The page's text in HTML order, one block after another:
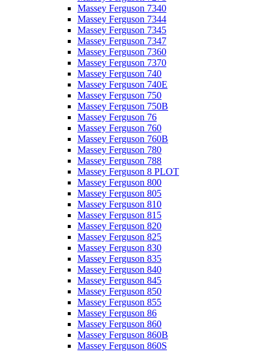
Massey Ferguson 7340
Massey Ferguson 7344
Massey Ferguson 7345
Massey Ferguson 7347
Massey Ferguson 7360
Massey Ferguson 7370
Massey Ferguson 740
Massey Ferguson 740E
Massey Ferguson 750
Massey Ferguson 750B
Massey Ferguson 76
Massey Ferguson 760
Massey Ferguson 760B
Massey Ferguson 780
Massey Ferguson 788
Massey Ferguson 8 PLOT
Massey Ferguson 800
Massey Ferguson 805
Massey Ferguson 810
Massey Ferguson 815
Massey Ferguson 820
Massey Ferguson 825
Massey Ferguson 830
Massey Ferguson 835
Massey Ferguson 840
Massey Ferguson 845
Massey Ferguson 850
Massey Ferguson 855
Massey Ferguson 86
Massey Ferguson 860
Massey Ferguson 860B
Massey Ferguson 860S